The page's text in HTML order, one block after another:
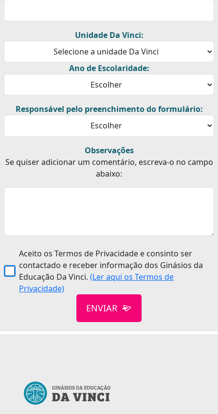
Unidade Da Vinci:
Ano de Escolaridade:
Responsável pelo preenchimento do formulário:
Observações
Se quiser adicionar um comentário, escreva-o no campo
abaixo:
Aceito os Termos de Privacidade e consinto ser
contactado e receber informação dos Ginásios da
Educação Da Vinci.(Ler aqui os Termos de
Privacidade)
ENVIAR